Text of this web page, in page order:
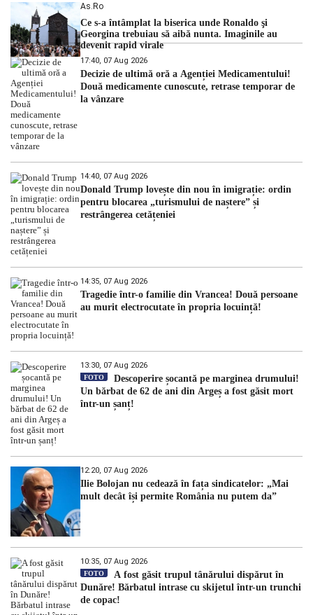
As.ro
Ce s-a întâmplat la biserica unde Ronaldo şi
Georgina trebuiau să aibă nunta. Imaginile au
devenit rapid virale
17:40, 07 Aug 2026
Decizie de ultimă oră a Agenției Medicamentului!
Două medicamente cunoscute, retrase temporar de
la vânzare
14:40, 07 Aug 2026
Donald Trump lovește din nou în imigrație: ordin
pentru blocarea „turismului de naștere” și
restrângerea cetățeniei
14:35, 07 Aug 2026
Tragedie într-o familie din Vrancea! Două persoane
au murit electrocutate în propria locuință!
13:30, 07 Aug 2026
FOTO
Descoperire șocantă pe marginea drumului!
Un bărbat de 62 de ani din Argeș a fost găsit mort
într-un șanț!
12:20, 07 Aug 2026
Ilie Bolojan nu cedează în fața sindicatelor: „Mai
mult decât își permite România nu putem da”
10:35, 07 Aug 2026
FOTO
A fost găsit trupul tânărului dispărut în
Dunăre! Bărbatul intrase cu skijetul într-un trunchi
de copac!